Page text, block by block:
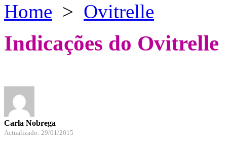
Home > Ovitrelle
Indicações do Ovitrelle
Carla Nobrega
Actualizado: 29/01/2015